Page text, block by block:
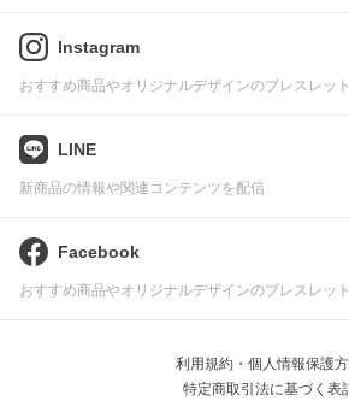
Instagram
おすすめ商品やオリジナルデザインのブレスレッ
LINE
新商品の情報や関連コンテンツを配信
Facebook
おすすめ商品やオリジナルデザインのブレスレッ
利用規約・個人情報保護
特定商取引法に基づく表